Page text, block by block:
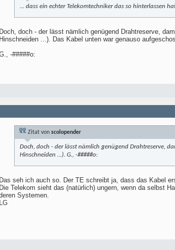
... dass ein echter Telekomtechniker das so hinterlassen
Doch, doch - der lässt nämlich genügend Drahtreserve,
Hinschneiden ...). Das Kabel unten war genauso
-#####o:
Zitat von scolopender
Doch, doch - der lässt nämlich genügend Drahtreserve,
Hinschneiden ...). G., -#####o:
Das seh ich auch so. Der TE schreibt ja, dass das Kabel
Die Telekom sieht das (natürlich) ungern, wenn da selbst
Systemen.
LG